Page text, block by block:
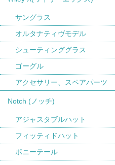
サングラス
オルタナティヴモデル
シューティンググラス
ゴーグル
アクセサリー、スペアパーツ
Notch (ノッチ)
アジャスタブルハット
フィッティドハット
ポニーテール